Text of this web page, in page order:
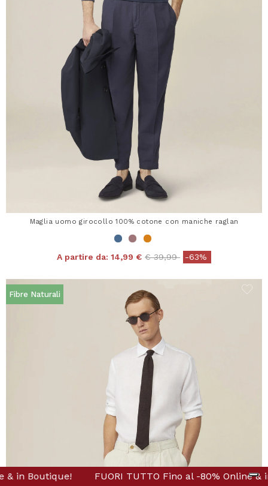
-80% Online & in Boutique!FUORI TUTTO Fino al -80%
Maglia uomo girocollo 100% cotone con maniche raglan
A partire da: 14,99 € Price reduced from
€ 39,99to-63%
Fibre Naturali
Fino al -80% Online & in Boutique!FUORI TUTTO